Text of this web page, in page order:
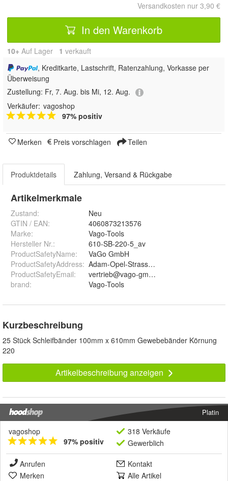
Versandkosten nur 3,90 €
In den Warenkorb
10+ Auf Lager 1 verkauft
, Kreditkarte, Lastschrift, Ratenzahlung, Vorkasse per
Überweisung
Zustellung: Fr, 7. Aug. bis Mi, 12. Aug.
Verkäufer: vagoshop
97% positiv
Merken Preis vorschlagen Teilen
Produktdetails Zahlung, Versand & Rückgabe
Artikelmerkmale
Zustand:
Neu
GTIN / EAN:
4060873213576
Marke:
Vago-Tools
Hersteller Nr.:
610-SB-220-5_av
ProductSafetyName:
VaGo GmbH
ProductSafetyAddress: Adam-Opel-Strasse 10, 60386 Frankfurt
ProductSafetyEmail:
vertrieb@vago-gmbh.de
brand: Vago-Tools
Kurzbeschreibung
25 Stück Schleifbänder 100mm x 610mm Gewebebänder Körnung
220
Artikelbeschreibung anzeigen
Platin
vagoshop
97% positiv
318 Verkäufe
Gewerblich
Anrufen
Kontakt
Merken
Alle Artikel